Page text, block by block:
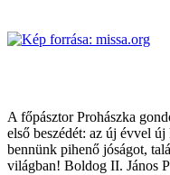
A főpásztor Prohászka
első beszédét: az új évvel
bennünk pihenő jóságot,
világban! Boldog II. János